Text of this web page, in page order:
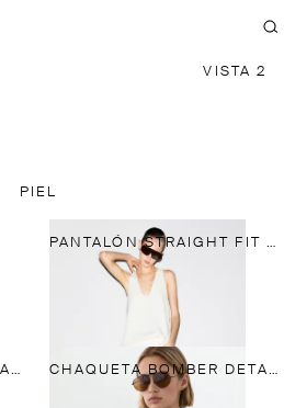
VISTA 2
PIEL
PANTALÓN STRAIGHT FIT PIEL
BERMUDA LARGA PIEL NAPA CHAQUETA BOMBER DETALLE PLIEGUES PIEL NAPA